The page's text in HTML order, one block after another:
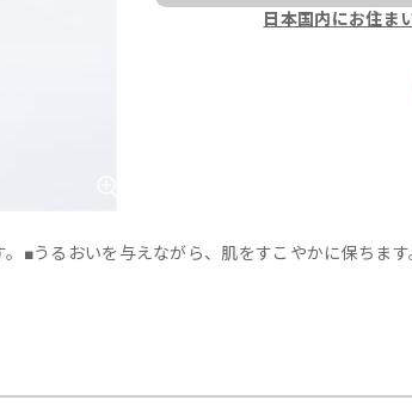
日本国内にお住ま
■うるおいを与えながら、肌をすこやかに保ちます